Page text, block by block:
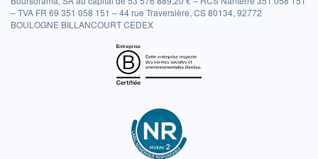
– TVA FR 69 351 058 151 – 44 rue Traversière, CS 80134, 92772
BOULOGNE BILLANCOURT CEDEX